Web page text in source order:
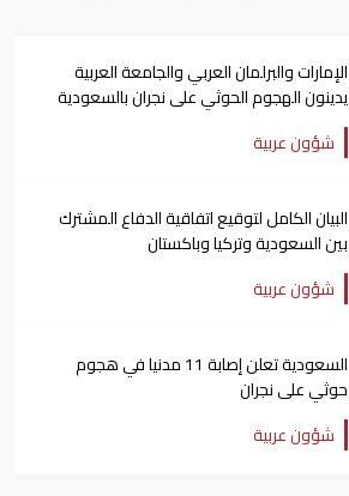
الإمارات والبرلمان العربي والجامعة العربية
يدينون الهجوم الحوثي على نجران بالسعودية
شؤون عربية
البيان الكامل لتوقيع اتفاقية الدفاع المشترك
بين السعودية وتركيا وباكستان
شؤون عربية
السعودية تعلن إصابة 11 مدنيا في هجوم
حوثي على نجران
شؤون عربية